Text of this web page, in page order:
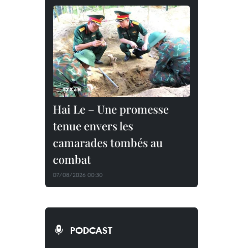
Hai Le – Une promesse
tenue envers les
camarades tombés au
combat
07/08/2026 00:30
PODCAST